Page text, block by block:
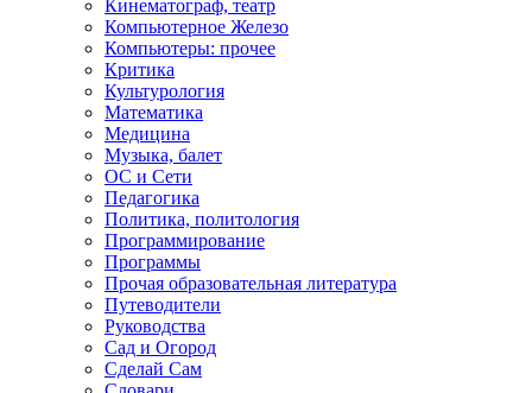
Кинематограф, театр
Компьютерное Железо
Компьютеры: прочее
Критика
Культурология
Математика
Медицина
Музыка, балет
ОС и Сети
Педагогика
Политика, политология
Программирование
Программы
Прочая образовательная литература
Путеводители
Руководства
Сад и Огород
Сделай Сам